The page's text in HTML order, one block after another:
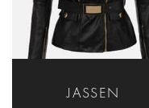
JASSEN